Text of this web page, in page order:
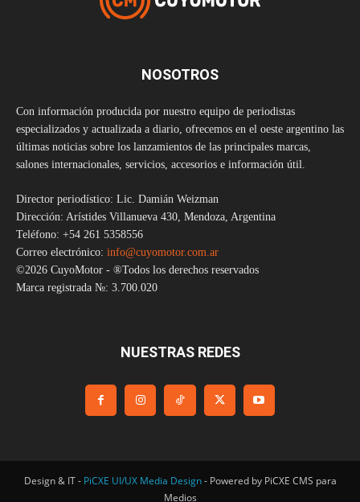
NOSOTROS
Con información producida por nuestro equipo de periodistas
especializados y actualizada a diario, ofrecemos en el oeste argentino las
últimas noticias sobre los lanzamientos de las principales marcas,
salones internacionales, servicios, accesorios e información útil.
Director periodístico: Lic. Damián Weizman
Dirección: Arístides Villanueva 430, Mendoza, Argentina
Teléfono: +54 261 5358556
Correo electrónico: info@cuyomotor.com.ar
©2026 CuyoMotor - ®Todos los derechos reservados
Marca registrada №: 3.700.020
NUESTRAS REDES
Design & IT - PiCXE UI/UX Media Design- Powered by PiCXE CMS para
Medios